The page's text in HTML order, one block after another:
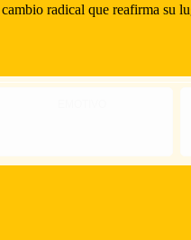
radical que reafirma su